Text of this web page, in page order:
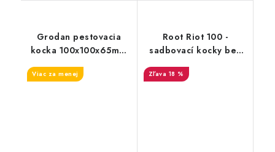
Grodan pestovacia
kocka 100x100x65mm
– veľký otvor
42x40mm
Viac za menej
Root Riot 100 -
sadbovací kocky bez
sadbovača (100ks)
18 %